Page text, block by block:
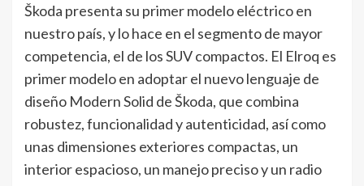
Škoda presenta su primer modelo eléctrico en
nuestro país, y lo hace en el segmento de mayor
competencia, el de los SUV compactos. El Elroq es
primer modelo en adoptar el nuevo lenguaje de
diseño Modern Solid de Škoda, que combina
robustez, funcionalidad y autenticidad, así como
unas dimensiones exteriores compactas, un
interior espacioso, un manejo preciso y un radio